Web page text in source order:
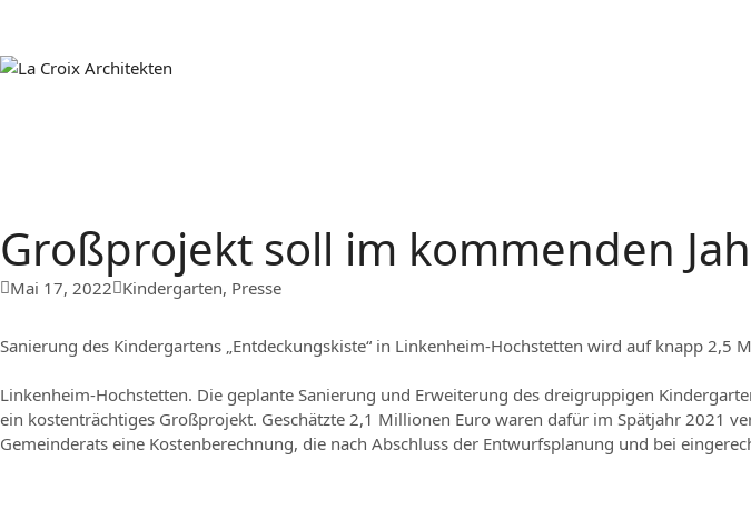
Großprojekt soll im kommenden
Mai 17, 2022 Kindergarten, Presse
Sanierung des Kindergartens „Entdeckungskiste“ in Linkenheim-Hochstetten wird auf knapp 2,5
Linkenheim-Hochstetten. Die geplante Sanierung und Erweiterung des dreigruppigen
ein kostenträchtiges Großprojekt. Geschätzte 2,1 Millionen Euro waren dafür im Spätjahr 2021
Gemeinderats eine Kostenberechnung, die nach Abschluss der Entwurfsplanung und bei